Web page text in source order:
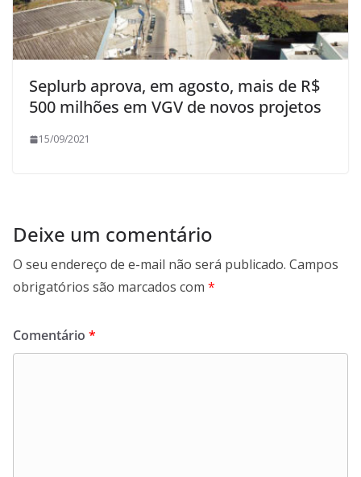
Seplurb aprova, em agosto, mais de R$
500 milhões em VGV de novos projetos
15/09/2021
Deixe um comentário
O seu endereço de e-mail não será publicado. Campos
obrigatórios são marcados com *
Comentário *